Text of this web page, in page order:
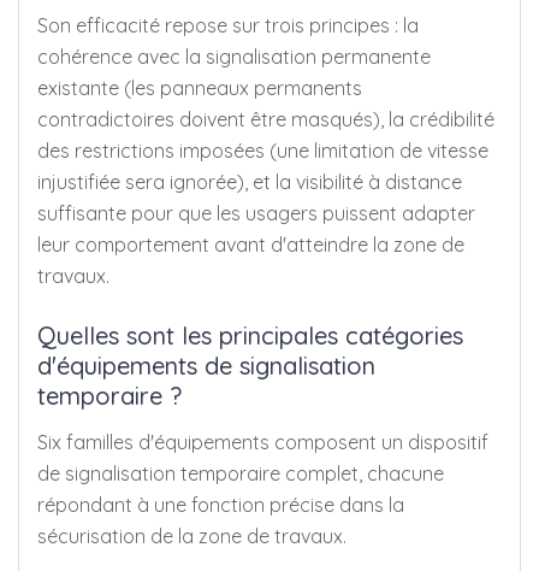
Son efficacité repose sur trois principes : la
cohérence avec la signalisation permanente
existante (les panneaux permanents
contradictoires doivent être masqués), la crédibilité
des restrictions imposées (une limitation de vitesse
injustifiée sera ignorée), et la visibilité à distance
suffisante pour que les usagers puissent adapter
leur comportement avant d'atteindre la zone de
travaux.
Quelles sont les principales catégories
d'équipements de signalisation
temporaire ?
Six familles d'équipements composent un dispositif
de signalisation temporaire complet, chacune
répondant à une fonction précise dans la
sécurisation de la zone de travaux.